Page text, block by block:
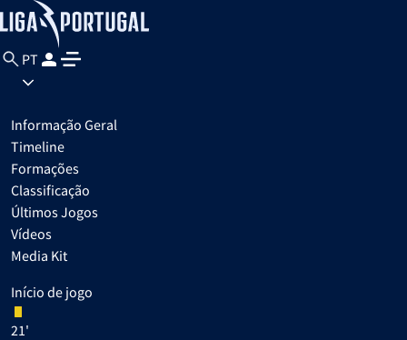
PT
Informação Geral
Timeline
Formações
Classificação
Últimos Jogos
Vídeos
Media Kit
Início de jogo
21'